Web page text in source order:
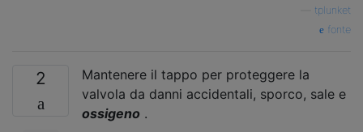
tplunket
fonte
2
Mantenere il tappo per proteggere la
valvola da danni accidentali, sporco, sale e
ossigeno .